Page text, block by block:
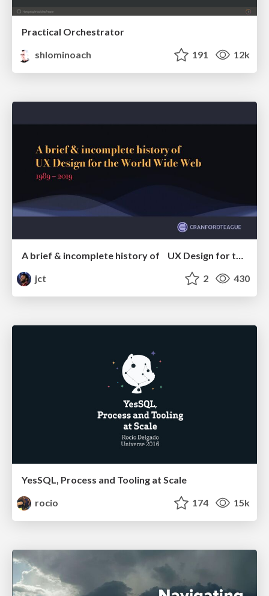
Practical Orchestrator
shlominoach
191 12k
A brief & incomplete history of UX Design for the World Wide Web: 1989–2019
jct
2 430
YesSQL, Process and Tooling at Scale
rocio
174 15k